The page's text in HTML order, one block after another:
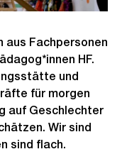
aus Fachpersonen
HF.
und
für morgen
auf Geschlechter
Wir sind
sind flach.